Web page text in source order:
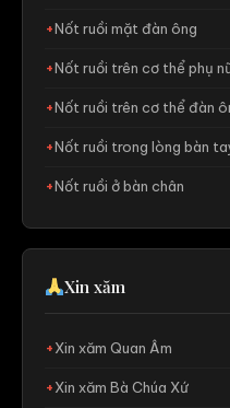
Nốt ruồi mặt đàn ông
Nốt ruồi trên cơ thể phụ
Nốt ruồi trên cơ thể đàn
Nốt ruồi trong lòng bàn
Nốt ruồi ở bàn chân
Xin xăm
Xin xăm Quan Âm
Xin xăm Bà Chúa Xứ